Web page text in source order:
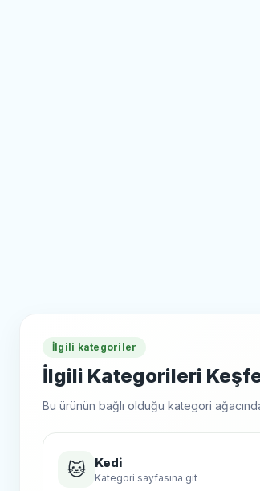
İlgili kategoriler
İlgili Kategorileri
Bu ürünün bağlı olduğu kategori
🐱 Kedi
Kategori sayfasına git